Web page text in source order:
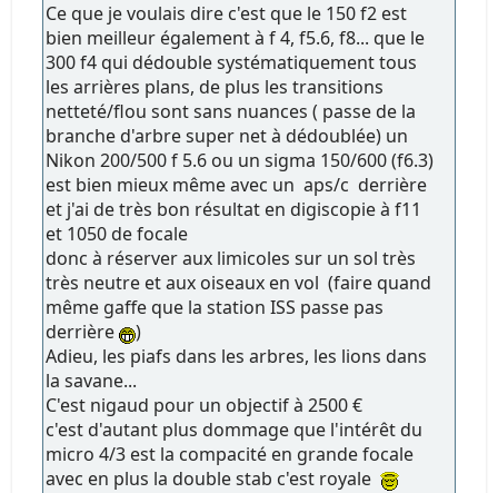
Ce que je voulais dire c'est que le 150 f2 est
bien meilleur également à f 4, f5.6, f8... que le
300 f4 qui dédouble systématiquement tous
les arrières plans, de plus les transitions
netteté/flou sont sans nuances ( passe de la
branche d'arbre super net à dédoublée) un
Nikon 200/500 f 5.6 ou un sigma 150/600 (f6.3)
est bien mieux même avec un aps/c derrière
et j'ai de très bon résultat en digiscopie à f11
et 1050 de focale
donc à réserver aux limicoles sur un sol très
très neutre et aux oiseaux en vol (faire quand
même gaffe que la station ISS passe pas
derrière
)
Adieu, les piafs dans les arbres, les lions dans
la savane...
C'est nigaud pour un objectif à 2500 €
c'est d'autant plus dommage que l'intérêt du
micro 4/3 est la compacité en grande focale
avec en plus la double stab c'est royale